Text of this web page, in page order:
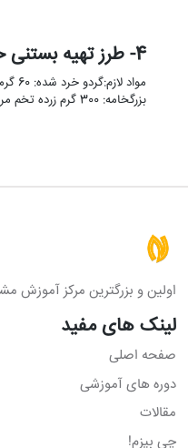
4- طرز تهیه بستنی خرما و گردو
بزرگخامه: 300 گرم زرده تخم مرغ: 4 عددوانیل: یک قاشق …
اولین و بزرگترین مرکز آموزش
لینک های مفید
صفحه اصلی
دوره های آموزشی
مقالات
چی بپزم!